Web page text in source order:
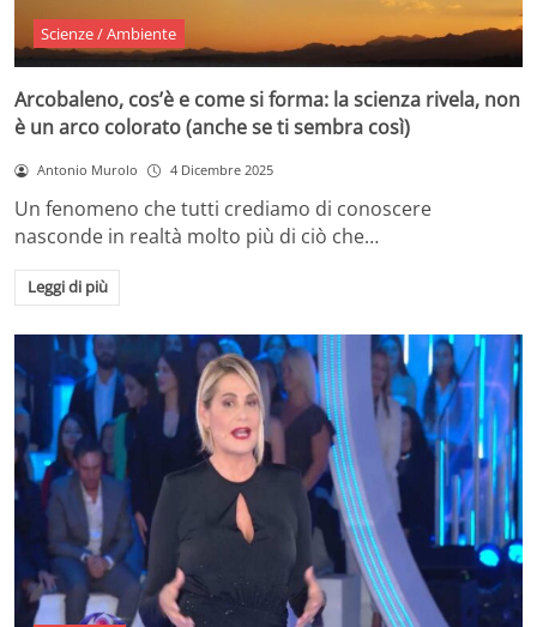
Scienze / Ambiente
Arcobaleno, cos’è e come si forma: la scienza rivela, non
è un arco colorato (anche se ti sembra così)
Antonio Murolo 4 Dicembre 2025
Un fenomeno che tutti crediamo di conoscere
nasconde in realtà molto più di ciò che…
Leggi di più